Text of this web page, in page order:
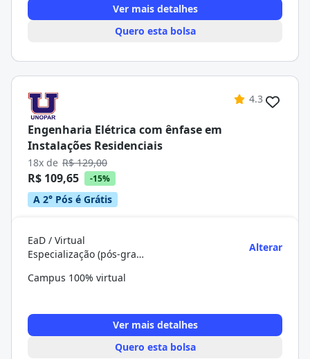
Ver mais detalhes
Quero esta bolsa
4.3
Engenharia Elétrica com ênfase em
Instalações Residenciais
18x de R$ 129,00
R$ 109,65 -15%
A 2° Pós é Grátis
EaD / Virtual
Especialização (pós-graduação)
Alterar
Campus 100% virtual
Ver mais detalhes
Quero esta bolsa